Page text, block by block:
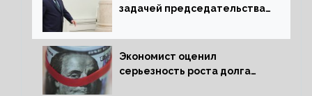
задачей председательства
за мир
Экономист оценил
серьезность роста долга